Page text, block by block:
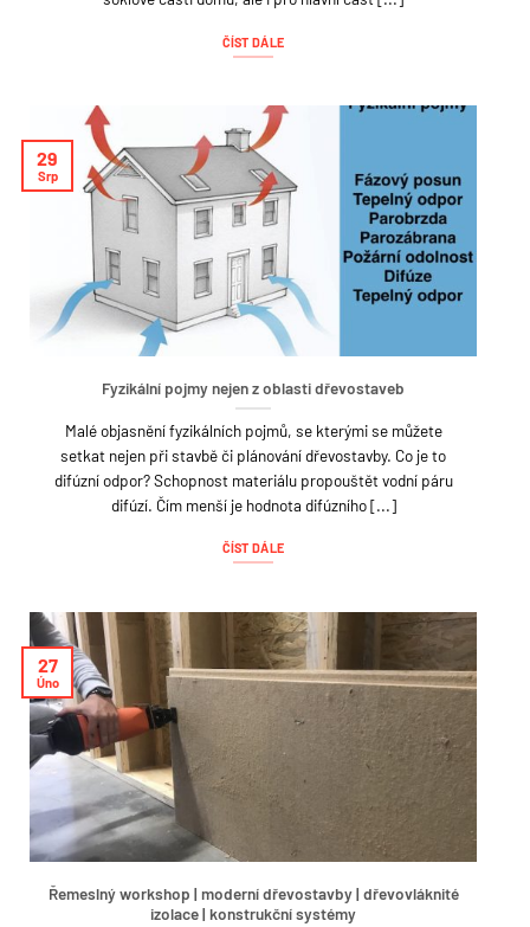
ČÍST DÁLE
Fyzikální pojmy nejen z oblasti dřevostaveb
Malé objasnění fyzikálních pojmů, se kterými se můžete
setkat nejen při stavbě či plánování dřevostavby. Co je to
difúzní odpor? Schopnost materiálu propouštět vodní páru
difúzí. Čím menší je hodnota difúzního [...]
ČÍST DÁLE
29
Srp
Řemeslný workshop | moderní dřevostavby | dřevovláknité
izolace | konstrukční systémy
27
Úno